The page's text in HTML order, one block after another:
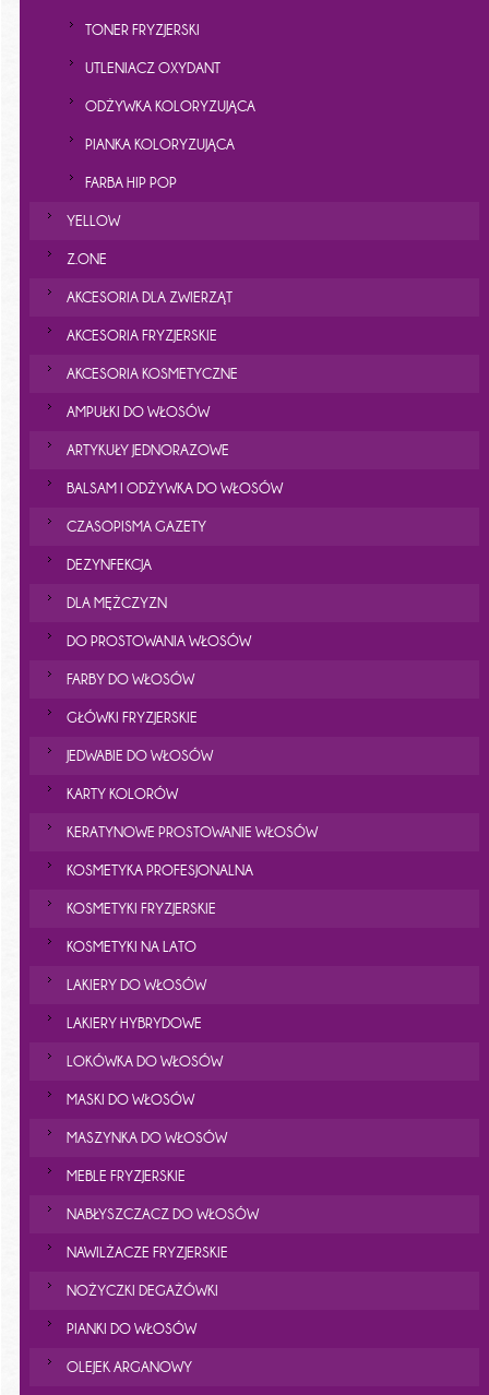
TONER FRYZJERSKI
UTLENIACZ OXYDANT
ODŻYWKA KOLORYZUJĄCA
PIANKA KOLORYZUJĄCA
FARBA HIP POP
YELLOW
Z.ONE
AKCESORIA DLA ZWIERZĄT
AKCESORIA FRYZJERSKIE
AKCESORIA KOSMETYCZNE
AMPUŁKI DO WŁOSÓW
ARTYKUŁY JEDNORAZOWE
BALSAM I ODŻYWKA DO WŁOSÓW
CZASOPISMA GAZETY
DEZYNFEKCJA
DLA MĘŻCZYZN
DO PROSTOWANIA WŁOSÓW
FARBY DO WŁOSÓW
GŁÓWKI FRYZJERSKIE
JEDWABIE DO WŁOSÓW
KARTY KOLORÓW
KERATYNOWE PROSTOWANIE WŁOSÓW
KOSMETYKA PROFESJONALNA
KOSMETYKI FRYZJERSKIE
KOSMETYKI NA LATO
LAKIERY DO WŁOSÓW
LAKIERY HYBRYDOWE
LOKÓWKA DO WŁOSÓW
MASKI DO WŁOSÓW
MASZYNKA DO WŁOSÓW
MEBLE FRYZJERSKIE
NABŁYSZCZACZ DO WŁOSÓW
NAWILŻACZE FRYZJERSKIE
NOŻYCZKI DEGAŻÓWKI
PIANKI DO WŁOSÓW
OLEJEK ARGANOWY